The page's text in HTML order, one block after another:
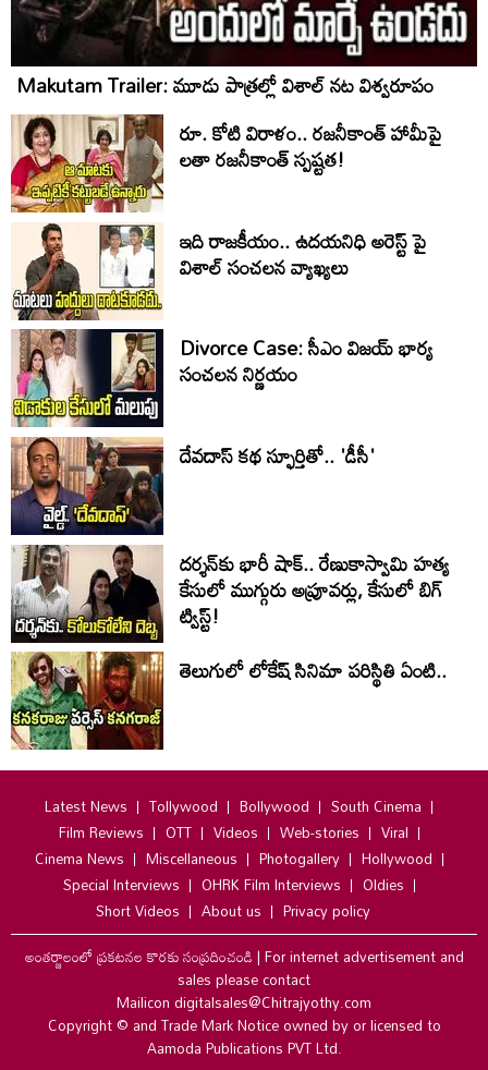
Makutam Trailer: మూడు పాత్రల్లో విశాల్ నట విశ్వరూపం
రూ. కోటి విరాళం.. రజనీకాంత్ హామీపై
లతా రజనీకాంత్ స్పష్టత!
ఇది రాజకీయం.. ఉదయనిధి అరెస్ట్ పై
విశాల్ సంచలన వ్యాఖ్యలు
Divorce Case: సీఎం విజయ్ భార్య
సంచలన నిర్ణయం
దేవదాస్ కథ స్ఫూర్తితో.. 'డీసీ'
దర్శన్‌కు భారీ షాక్.. రేణుకాస్వామి హత్య
కేసులో ముగ్గురు అప్రూవర్లు, కేసులో బిగ్
ట్విస్ట్!
తెలుగులో లోకేష్ సినిమా పరిస్థితి ఏంటి..
Latest News Tollywood Bollywood
South Cinema
Film Reviews
OTT Videos Web-stories
Viral
Cinema News
Miscellaneous Photogallery
Hollywood
Special Interviews
OHRK Film Interviews
Oldies
Short Videos
About us
Privacy policy
అంతర్జాలంలో ప్రకటనల కొరకు సంప్రదించండి|For internet advertisement and
sales please contact
Mailicon digitalsales@Chitrajyothy.com
Copyright © and Trade Mark Notice owned by or licensed to
Aamoda Publications PVT Ltd.